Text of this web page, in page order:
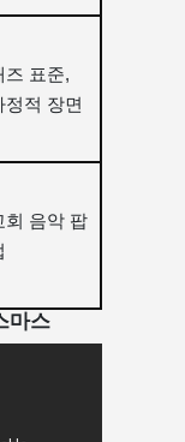
즈 표준,
정적 장면
회 음악 팝
마스